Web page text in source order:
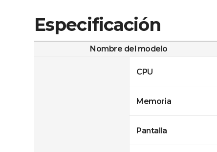
Especificación
Nombre del modelo
CPU
Memoria
Pantalla